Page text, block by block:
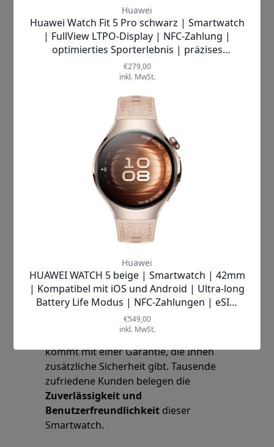
Vertrauen Sie auf die Qualität von
Xiaomi – ein Unternehmen, das für
seine innovativen Produkte und
erstklassigen Kundenservice
kommt mit einer Garantie, die Ihnen
zusätzliche Sicherheit gibt. Tausende
zufriedene Kunden belegen die
Zuverlässigkeit und
Benutzerfreundlichkeit dieser
Smartwatch.